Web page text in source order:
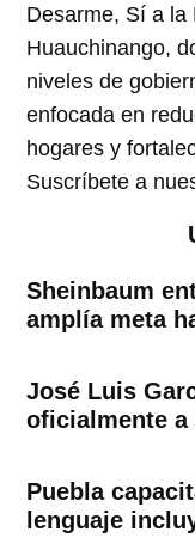
Desarme, Sí a la
Huauchinango,
niveles de
enfocada en
hogares y
Suscríbete a
Sheinbaum
amplía meta
José Luis
oficialmente a
Puebla
lenguaje